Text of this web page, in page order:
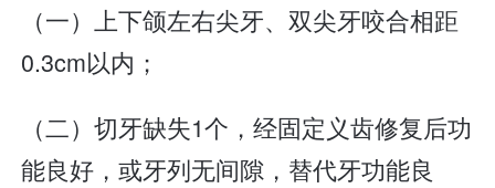
（一）上下颌左右尖牙、双尖牙咬合相距
0.3cm以内；
（二）切牙缺失1个，经固定义齿修复后功
能良好，或牙列无间隙，替代牙功能良